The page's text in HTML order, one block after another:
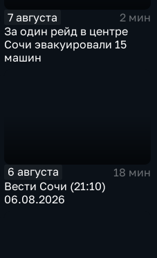
7 августа
2 мин
За один рейд в центре
Сочи эвакуировали 15
машин
6 августа
18 мин
Вести Сочи (21:10)
06.08.2026